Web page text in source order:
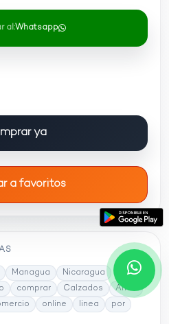
al:Whatsapp
ya
a favoritos
Managua
Nicaragua
comprar Calzados
Arlen
online linea
por